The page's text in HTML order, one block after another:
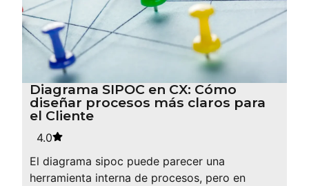
Diagrama SIPOC en CX: Cómo
diseñar procesos más claros para
el Cliente
4.0
El diagrama sipoc puede parecer una
herramienta interna de procesos, pero en